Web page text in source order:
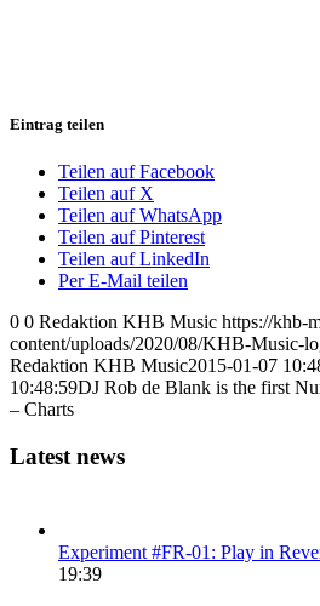
Eintrag teilen
Teilen auf Facebook
Teilen auf X
Teilen auf WhatsApp
Teilen auf Pinterest
Teilen auf LinkedIn
Per E-Mail teilen
0 0 Redaktion KHB Music https://khb-
content/uploads/2020/08/KHB-Music-
Redaktion KHB Music2015-01-07
10:48:59DJ Rob de Blank is the first
– Charts
Latest news
Experiment #FR-01: Play in
19:39